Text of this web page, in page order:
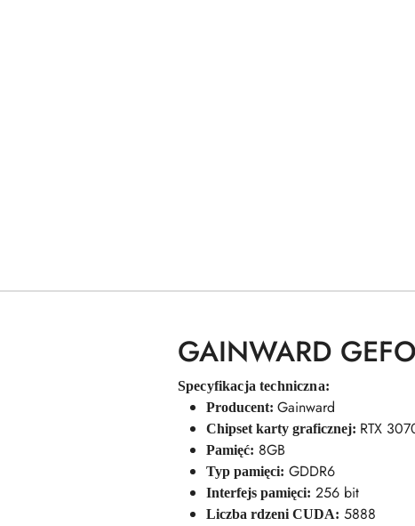
GAINWARD
Specyfikacja techniczna:
Producent: Gainward
Chipset karty graficznej: RTX
Pamięć: 8GB
Typ pamięci: GDDR6
Interfejs pamięci: 256 bit
Liczba rdzeni CUDA: 5888